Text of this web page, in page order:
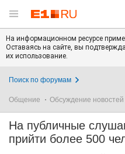
На информационном ресурсе
Оставаясь на сайте, вы
их использование.
Поиск по форумам
Общение Обсуждение новостей
На публичные
прийти более 500